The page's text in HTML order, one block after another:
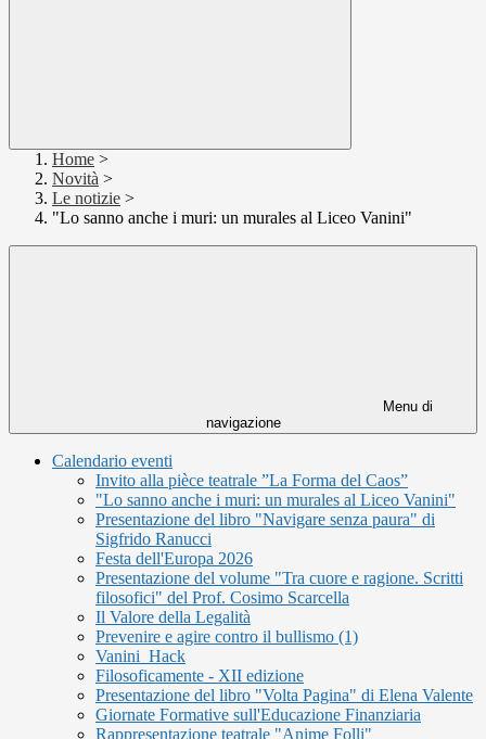
Home >
Novità >
Le notizie >
"Lo sanno anche i muri: un murales al Liceo Vanini"
Menu di
navigazione
Calendario eventi
Invito alla pièce teatrale ”La Forma del Caos”
"Lo sanno anche i muri: un murales al Liceo Vanini"
Presentazione del libro "Navigare senza paura" di
Sigfrido Ranucci
Festa dell'Europa 2026
Presentazione del volume "Tra cuore e ragione. Scritti
filosofici" del Prof. Cosimo Scarcella
Il Valore della Legalità
Prevenire e agire contro il bullismo (1)
Vanini_Hack
Filosoficamente - XII edizione
Presentazione del libro "Volta Pagina" di Elena Valente
Giornate Formative sull'Educazione Finanziaria
Rappresentazione teatrale "Anime Folli"